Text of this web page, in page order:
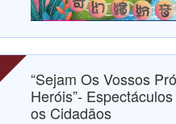
“Sejam Os Vossos
Heróis”-
os Cidadãos